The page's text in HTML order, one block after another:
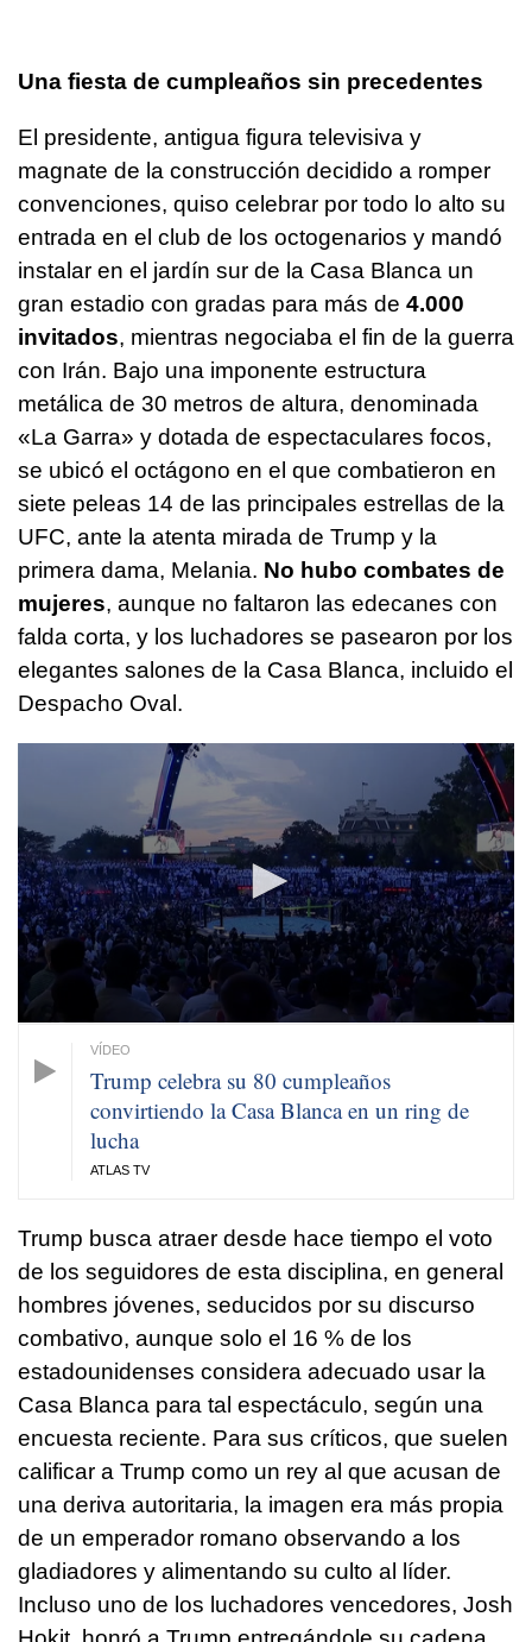
Una fiesta de cumpleaños sin precedentes
El presidente, antigua figura televisiva y
magnate de la construcción decidido a romper
convenciones, quiso celebrar por todo lo alto su
entrada en el club de los octogenarios y mandó
instalar en el jardín sur de la Casa Blanca un
gran estadio con gradas para más de 4.000
invitados, mientras negociaba el fin de la guerra
con Irán. Bajo una imponente estructura
metálica de 30 metros de altura, denominada
«La Garra» y dotada de espectaculares focos,
se ubicó el octágono en el que combatieron en
siete peleas 14 de las principales estrellas de la
UFC, ante la atenta mirada de Trump y la
primera dama, Melania. No hubo combates de
mujeres, aunque no faltaron las edecanes con
falda corta, y los luchadores se pasearon por los
elegantes salones de la Casa Blanca, incluido el
Despacho Oval.
minute,
1
second
Trump celebra su 80 cumpleaños
convirtiendo la Casa Blanca en un ring de
lucha
ATLAS TV
Trump busca atraer desde hace tiempo el voto
de los seguidores de esta disciplina, en general
hombres jóvenes, seducidos por su discurso
combativo, aunque solo el 16 % de los
estadounidenses considera adecuado usar la
Casa Blanca para tal espectáculo, según una
encuesta reciente. Para sus críticos, que suelen
calificar a Trump como un rey al que acusan de
una deriva autoritaria, la imagen era más propia
de un emperador romano observando a los
gladiadores y alimentando su culto al líder.
Incluso uno de los luchadores vencedores, Josh